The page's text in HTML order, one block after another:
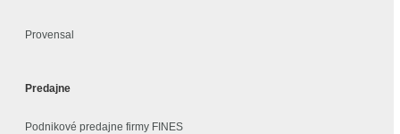
Provensal
Predajne
Podnikové predajne firmy FINES